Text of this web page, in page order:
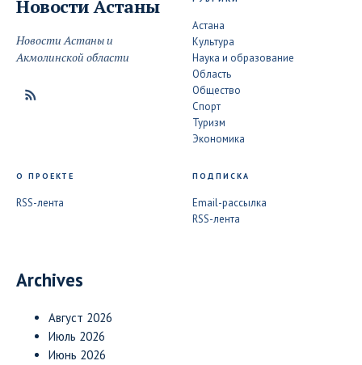
Новости Астаны
Новости Астаны и
Акмолинской области
Астана
Культура
Наука и образование
Область
Общество
Спорт
Туризм
Экономика
О ПРОЕКТЕ
RSS-лента
ПОДПИСКА
Email-рассылка
RSS-лента
Archives
Август 2026
Июль 2026
Июнь 2026